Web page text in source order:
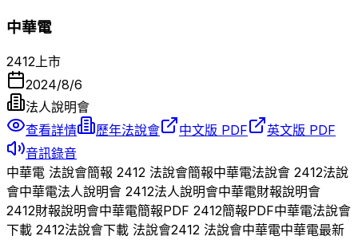
中華電
2412上市
2024/8/6
法人說明會
查看詳情
歷年法說會 中文版 PDF
英文版 PDF
音訊錄音
中華電 法說會簡報 2412 法說會簡報中華電法說會 2412法說
會中華電法人說明會 2412法人說明會中華電財報說明會
2412財報說明會中華電簡報PDF 2412簡報PDF中華電法說會
下載 2412法說會下載 法說會2412 法說會中華電中華電最新